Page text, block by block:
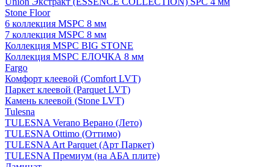
Stone Floor
6 коллекция MSPC 8 мм
7 коллекция MSPC 8 мм
Коллекция MSPC BIG STONE
Коллекция MSPC ЕЛОЧКА 8 мм
Fargo
Комфорт клеевой (Comfort LVT)
Паркет клеевой (Parquet LVT)
Камень клеевой (Stone LVT)
Tulesna
TULESNA Verano Верано (Лето)
TULESNA Ottimo (Оттимо)
TULESNA Art Parquet (Арт Паркет)
TULESNA Премиум (на АБА плите)